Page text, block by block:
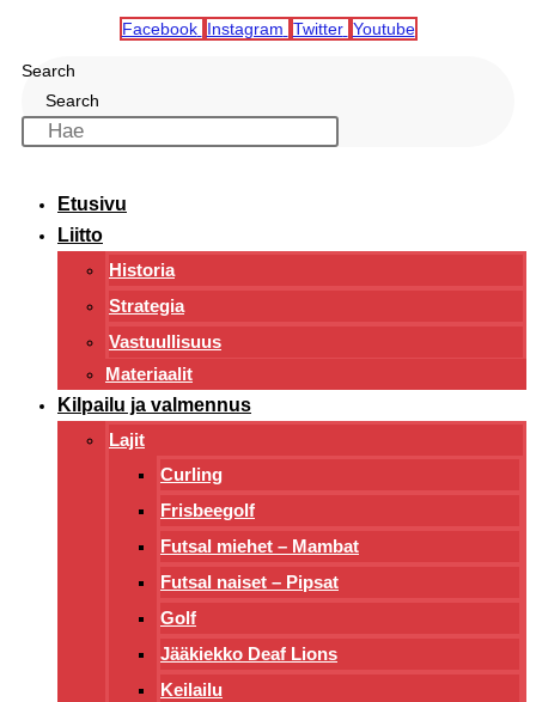
Facebook Instagram Twitter Youtube
Search
Search
Etusivu
Liitto
Historia
Strategia
Vastuullisuus
Materiaalit
Kilpailu ja valmennus
Lajit
Curling
Frisbeegolf
Futsal miehet – Mambat
Futsal naiset – Pipsat
Golf
Jääkiekko Deaf Lions
Keilailu